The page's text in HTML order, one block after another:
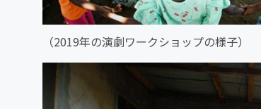
（2019年の演劇ワークショップの様子）